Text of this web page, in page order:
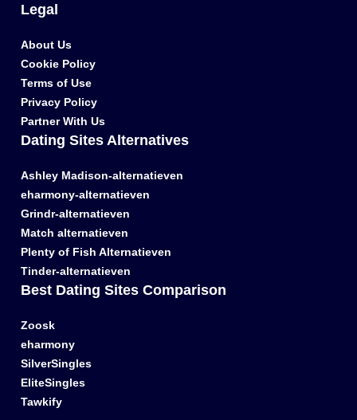
Legal
About Us
Cookie Policy
Terms of Use
Privacy Policy
Partner With Us
Dating Sites Alternatives
Ashley Madison-alternatieven
eharmony-alternatieven
Grindr-alternatieven
Match alternatieven
Plenty of Fish Alternatieven
Tinder-alternatieven
Best Dating Sites Comparison
Zoosk
eharmony
SilverSingles
EliteSingles
Tawkify